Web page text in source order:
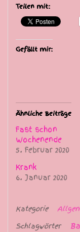
Teilen mit:
Gefällt mir:
Ähnliche Beiträge
Fast schon
Wochenende
5. Februar 2020
Krank
6. Januar 2020
Kategorie
Schlagwörter